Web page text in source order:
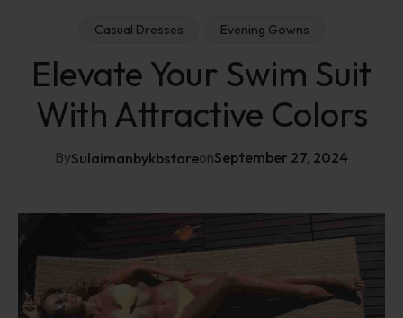
Casual Dresses Evening Gowns
Elevate Your Swim Suit
With Attractive Colors
BySulaimanbykbstoreonSeptember 27, 2024